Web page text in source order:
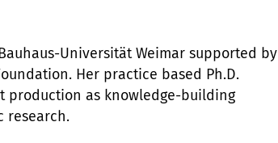
Universität Weimar supported by
Her practice based Ph.D.
production as knowledge-building
research.